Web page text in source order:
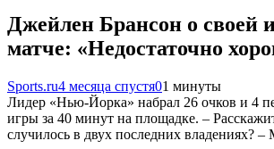
Джейлен Брансон о своей
матче: «Недостаточно
Sports.ru4 месяца спустя01 минуты
Лидер «Нью-Йорка» набрал 26 очков и 4
игры за 40 минут на площадке. –
случилось в двух последних владениях?